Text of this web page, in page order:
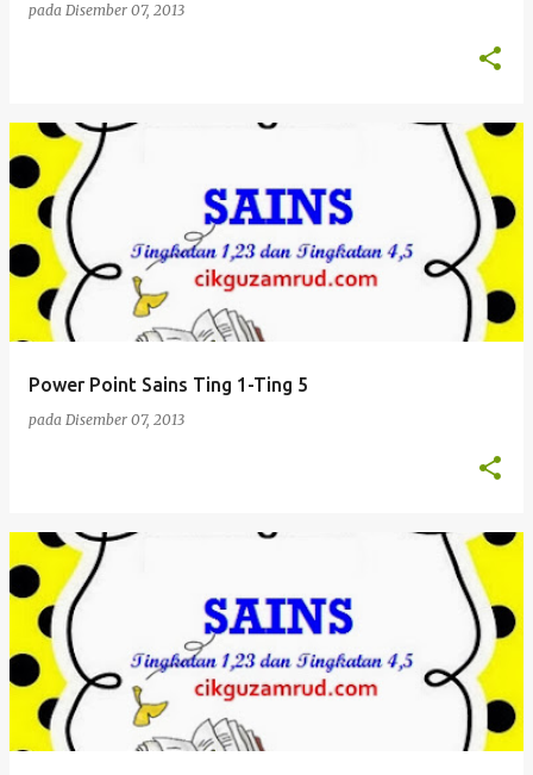
pada Disember 07, 2013
Power Point Sains Ting 1-Ting 5
pada Disember 07, 2013